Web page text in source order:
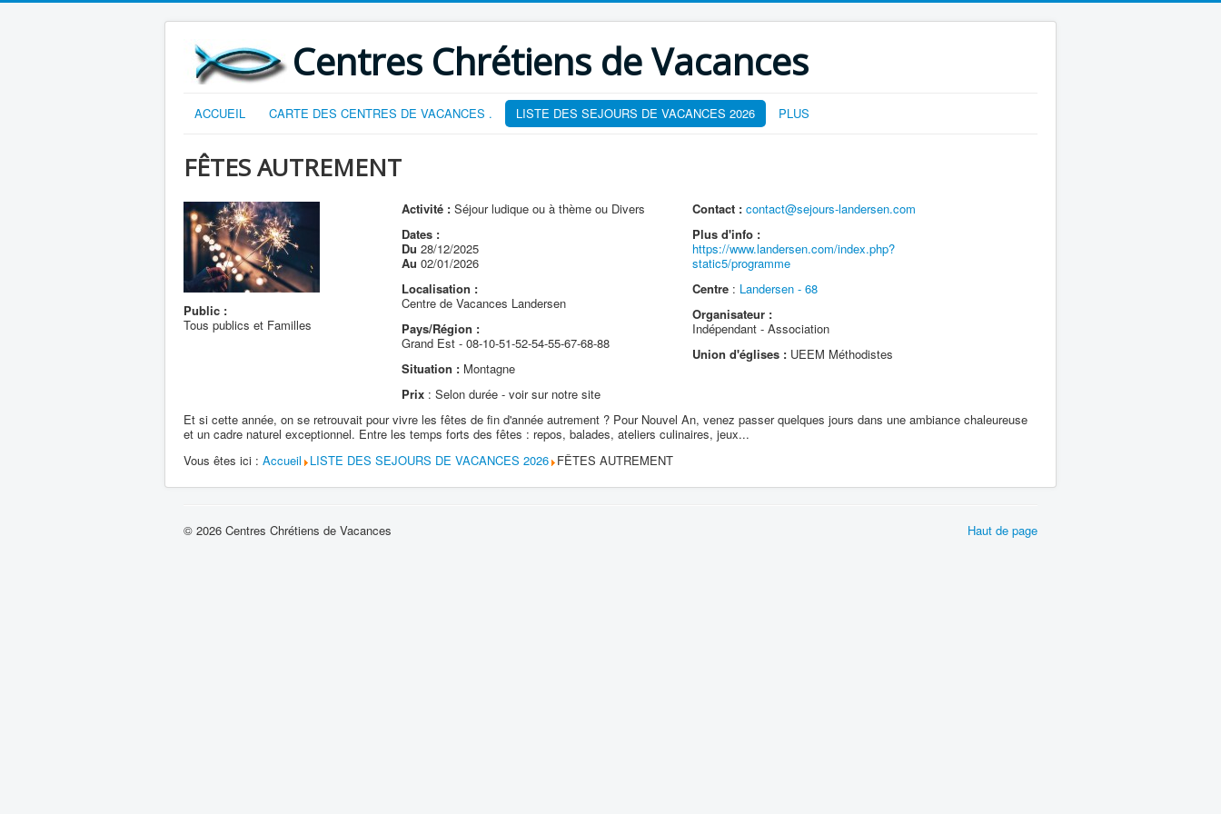
Centres Chrétiens de Vacances
ACCUEIL CARTE DES CENTRES DE VACANCES . LISTE DES SEJOURS DE VACANCES 2026 PLUS
FÊTES AUTREMENT
Public :
Tous publics et Familles
Activité : Séjour ludique ou à thème ou Divers
Dates :
Du 28/12/2025
Au 02/01/2026
Localisation :
Centre de Vacances Landersen
Pays/Région :
Grand Est - 08-10-51-52-54-55-67-68-88
Situation : Montagne
Prix : Selon durée - voir sur notre site
Contact : contact@sejours-landersen.com
Plus d'info :
https://www.landersen.com/index.php?
static5/programme
Centre : Landersen - 68
Organisateur :
Indépendant - Association
Union d'églises : UEEM Méthodistes
Et si cette année, on se retrouvait pour vivre les fêtes de fin d'année autrement ? Pour Nouvel An, venez passer quelques jours dans une ambiance chaleureuse
et un cadre naturel exceptionnel. Entre les temps forts des fêtes : repos, balades, ateliers culinaires, jeux...
Vous êtes ici : Accueil LISTE DES SEJOURS DE VACANCES 2026 FÊTES AUTREMENT
Haut de page
© 2026 Centres Chrétiens de Vacances